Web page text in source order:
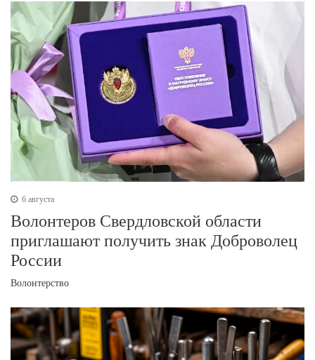
6 августа
Волонтеров Свердловской области
приглашают получить знак Доброволец
России
Волонтерство